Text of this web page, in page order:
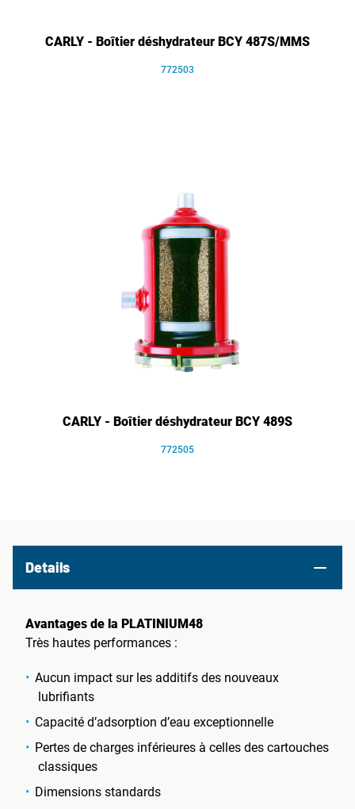
CARLY - Boîtier déshydrateur BCY 487S/MMS
772503
CARLY - Boîtier déshydrateur BCY 489S
772505
Details
Avantages de la PLATINIUM48
Très hautes performances :
Aucun impact sur les additifs des nouveaux
lubrifiants
Capacité d’adsorption d’eau exceptionnelle
Pertes de charges inférieures à celles des cartouches
classiques
Dimensions standards